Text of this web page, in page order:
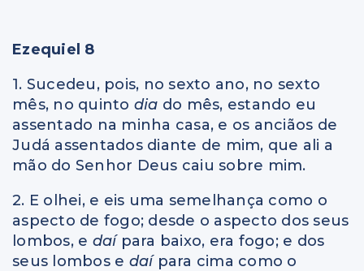
Ezequiel 8
1. Sucedeu, pois, no sexto ano, no sexto
mês, no quinto dia do mês, estando eu
assentado na minha casa, e os anciãos de
Judá assentados diante de mim, que ali a
mão do Senhor Deus caiu sobre mim.
2. E olhei, e eis uma semelhança como o
aspecto de fogo; desde o aspecto dos seus
lombos, e daí para baixo, era fogo; e dos
seus lombos e daí para cima como o